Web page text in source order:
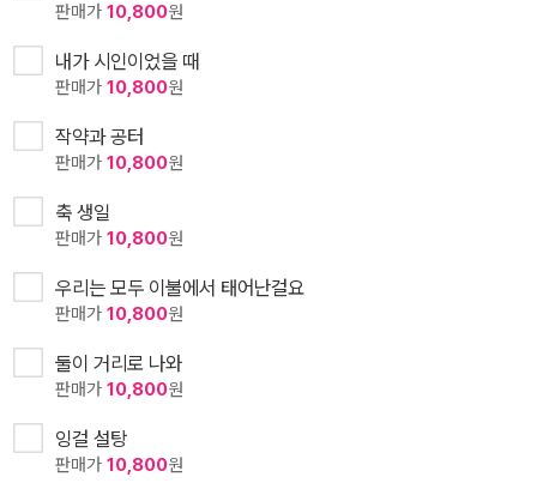
판매가 10,800원
내가 시인이었을 때
판매가 10,800원
작약과 공터
판매가 10,800원
축 생일
판매가 10,800원
우리는 모두 이불에서 태어난걸요
판매가 10,800원
둘이 거리로 나와
판매가 10,800원
잉걸 설탕
판매가 10,800원